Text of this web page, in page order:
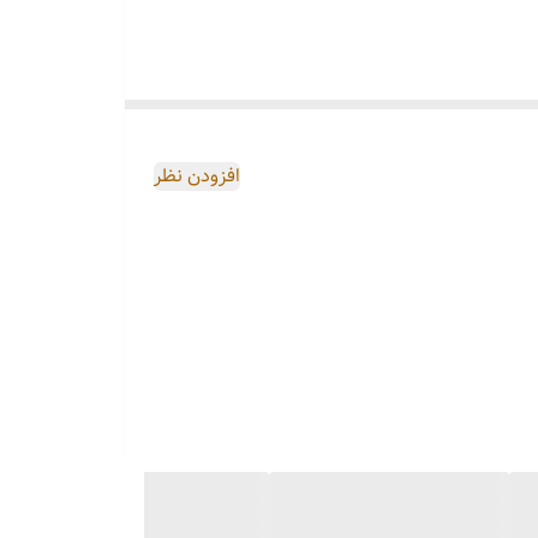
افزودن نظر